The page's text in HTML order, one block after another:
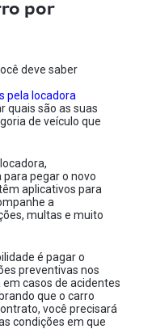
por
deve saber
pela locadora
quais são as suas
de veículo que
pegar o novo
aplicativos para
a
multas e muito
é pagar o
preventivas nos
casos de acidentes
que o carro
você precisará
condições em que